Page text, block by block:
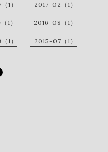
1） 2017-02（1）
1） 2016-08（1）
1） 2015-07（1）